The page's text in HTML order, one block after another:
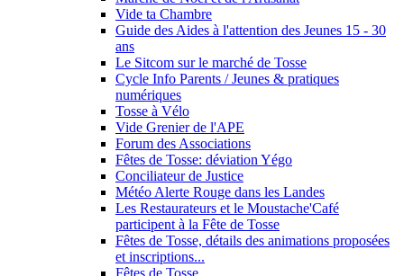
Vide ta Chambre
Guide des Aides à l'attention des Jeunes 15 - 30
ans
Le Sitcom sur le marché de Tosse
Cycle Info Parents / Jeunes & pratiques
numériques
Tosse à Vélo
Vide Grenier de l'APE
Forum des Associations
Fêtes de Tosse: déviation Yégo
Conciliateur de Justice
Météo Alerte Rouge dans les Landes
Les Restaurateurs et le Moustache'Café
participent à la Fête de Tosse
Fêtes de Tosse, détails des animations proposées
et inscriptions...
Fêtes de Tosse